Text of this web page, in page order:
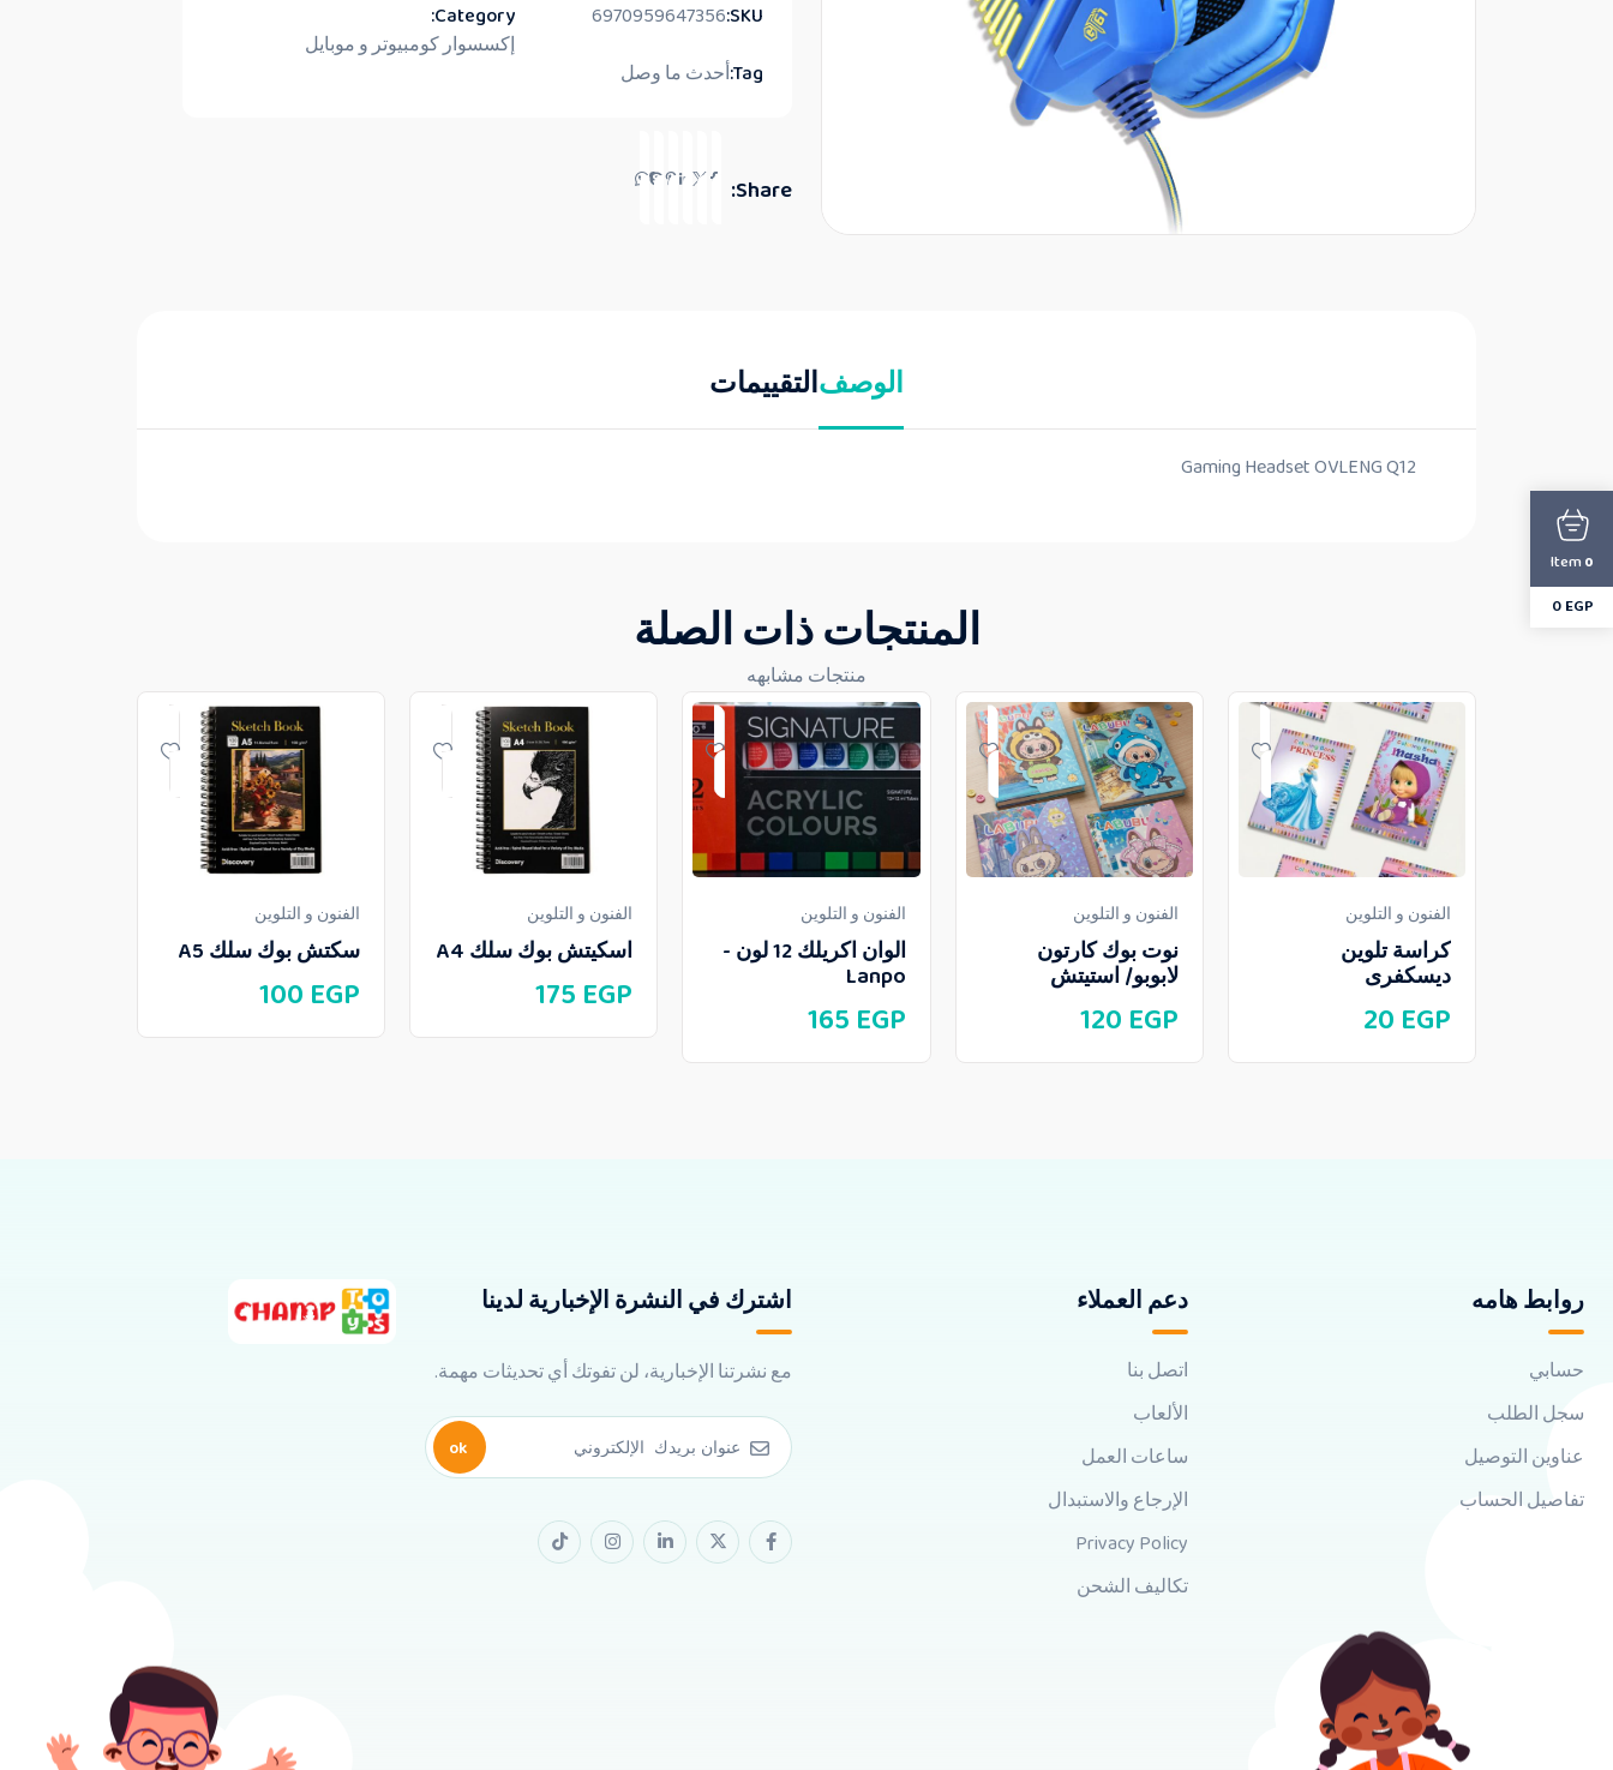
SKU:
6970959647356
Category:
إكسسوار كومبيوتر و موبايل
Tag:أحدث ما وصل
Share:
الوصفالتقييمات
Gaming Headset OVLENG Q12
المنتجات ذات الصلة
منتجات مشابهه
الفنون و التلوين
كراسة تلوين
ديسكفرى
20 EGP
الفنون و التلوين
نوت بوك كارتون
لابوبو/ استيتش
120 EGP
الفنون و التلوين
الوان اكريلك 12 لون -
Lanpo
165 EGP
الفنون و التلوين
اسكيتش بوك سلك A4
175 EGP
الفنون و التلوين
سكتش بوك سلك A5
100 EGP
روابط هامه
حسابي
سجل الطلب
عناوين التوصيل
تفاصيل الحساب
دعم العملاء
اتصل بنا
الألعاب
ساعات العمل
الإرجاع والاستبدال
Privacy Policy
تكاليف الشحن
اشترك في النشرة الإخبارية لدينا
مع نشرتنا الإخبارية، لن تفوتك أي تحديثات مهمة.
ok
0
Item
0EGP